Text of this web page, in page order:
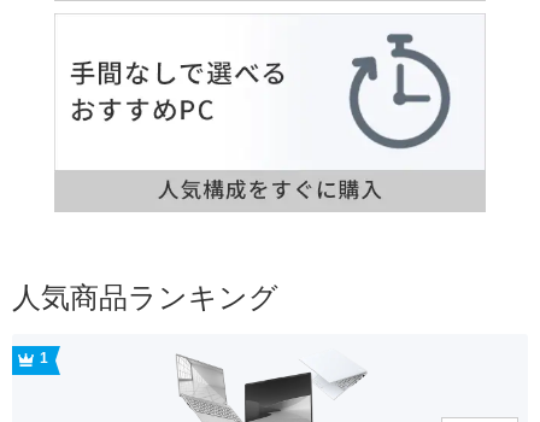
人気商品ランキング
1